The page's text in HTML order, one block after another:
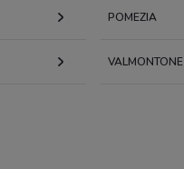
POMEZIA
VALMONTONE